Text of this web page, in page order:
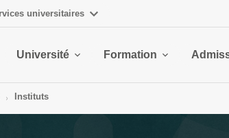
universitaires
Université Formation
Instituts